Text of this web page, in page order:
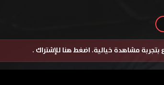
بتجربة مشاهدة خيالية. اضغط هنا للإشتراك .